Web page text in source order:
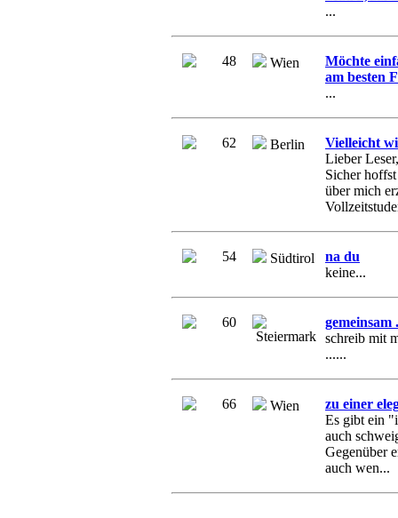
...
48 Wien
Möchte
am besten
...
62 Berlin
Vielleicht
Lieber
Sicher
über mich
54 Südtirol
na du
keine...
60
Steiermark
gemeinsam
schreib mit
......
66 Wien
zu einer
Es gibt ein
auch
Gegenüber
auch wen...